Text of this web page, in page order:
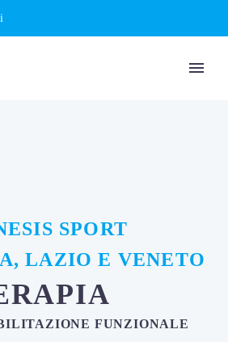
SPORT
LAZIO E VENETO
FUNZIONALE